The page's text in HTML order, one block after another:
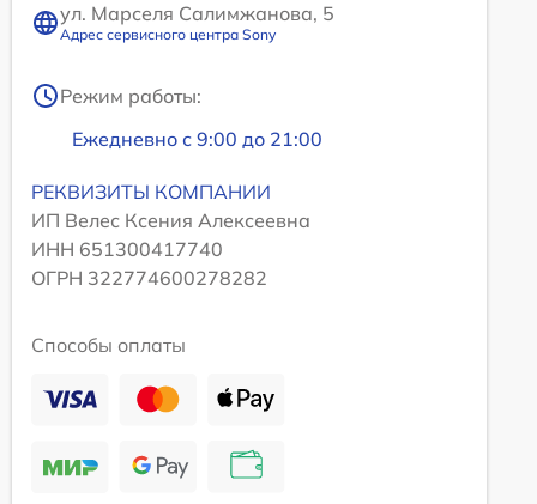
ул. Марселя Салимжанова, 5
Адрес сервисного центра Sony
Режим работы:
Ежедневно с 9:00 до 21:00
РЕКВИЗИТЫ КОМПАНИИ
ИП Велес Ксения Алексеевна
ИНН 651300417740
ОГРН 322774600278282
Способы оплаты